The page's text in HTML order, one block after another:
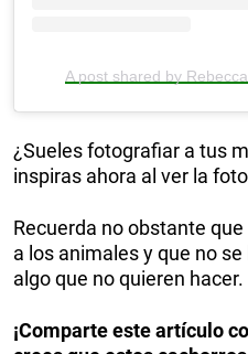
A post shared by
¿Sueles fotografiar a tus
inspiras ahora al ver la
Recuerda no obstante
a los animales y que no
algo que no quieren hacer.
¡Comparte este artículo